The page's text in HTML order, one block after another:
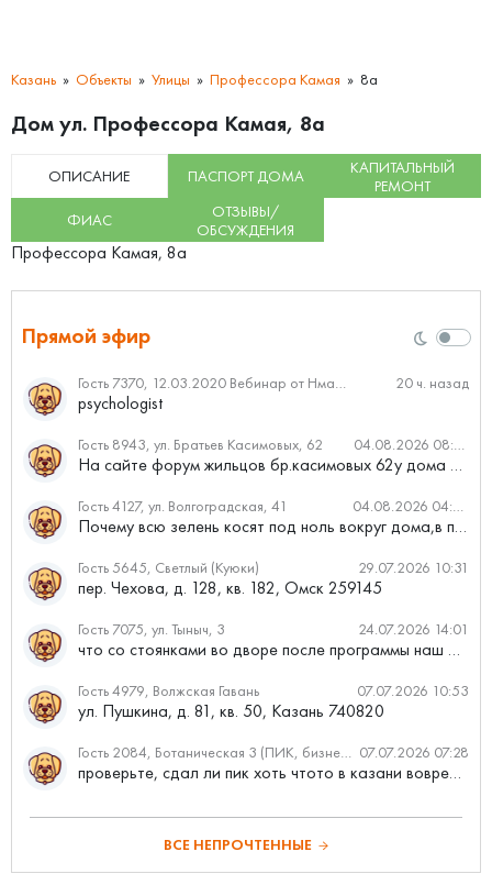
Казань Объекты Улицы Профессора Камая 8а
Дом ул. Профессора Камая, 8а
ОПИСАНИЕ ПАСПОРТ ДОМА
КАПИТАЛЬНЫЙ
РЕМОНТ
ФИАС
ОТЗЫВЫ/
ОБСУЖДЕНИЯ
Профессора Камая, 8а
Прямой эфир
Гость 7370, 12.03.2020 Вебинар от Нмаркет.ПРО: «Актуальное об ипотеке: что нужно знать» 20 ч. назад
psychologist
Гость 8943, ул. Братьев Касимовых, 62 04.08.2026 08:34
На сайте форум жильцов бр.касимовых 62у дома растут красивые...
Гость 4127, ул. Волгоградская, 41 04.08.2026 04:46
Почему всю зелень косят под ноль вокруг дома,в полисадниках....
Гость 5645, Светлый (Куюки) 29.07.2026 10:31
пер. Чехова, д. 128, кв. 182, Омск 259145
Гость 7075, ул. Тыныч, 3 24.07.2026 14:01
что со стоянками во дворе после программы наш двор
Гость 4979, Волжская Гавань 07.07.2026 10:53
ул. Пушкина, д. 81, кв. 50, Казань 740820
Гость 2084, Ботаническая 3 (ПИК, бизнес-класс) 07.07.2026 07:28
проверьте, сдал ли пик хоть чтото в казани вовремя?
ВСЕ НЕПРОЧТЕННЫЕ